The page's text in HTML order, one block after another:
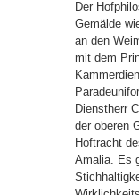
Der
Gemälde
an den
mit dem
Dienstherr
der oberen
Hoftracht
Amalia. Es